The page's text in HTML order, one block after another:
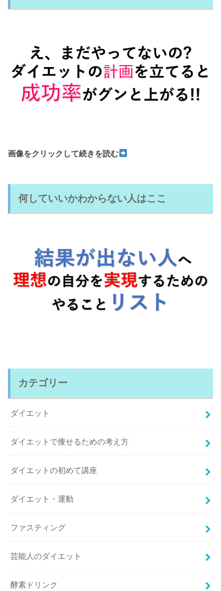
画像をクリックして続きを読む
何していいかわからない人はここ
カテゴリー
ダイエット
ダイエットで痩せるための考え方
ダイエットの初めて講座
ダイエット・運動
ファスティング
芸能人のダイエット
酵素ドリンク